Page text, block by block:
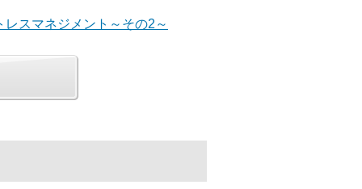
スマネジメント～その2～